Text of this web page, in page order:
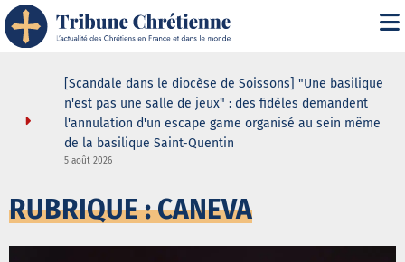
[Scandale dans le diocèse de Soissons] "Une basilique
n'est pas une salle de jeux" : des fidèles demandent
l'annulation d'un escape game organisé au sein même
de la basilique Saint-Quentin
5 août 2026
RUBRIQUE : CANEVA